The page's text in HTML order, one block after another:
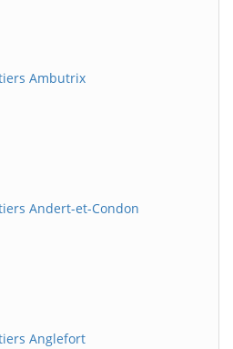
Ambutrix
Andert-et-Condon
Anglefort